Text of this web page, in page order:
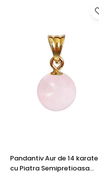
Pandantiv Aur de 14 karate
cu Piatra Semipretioasa